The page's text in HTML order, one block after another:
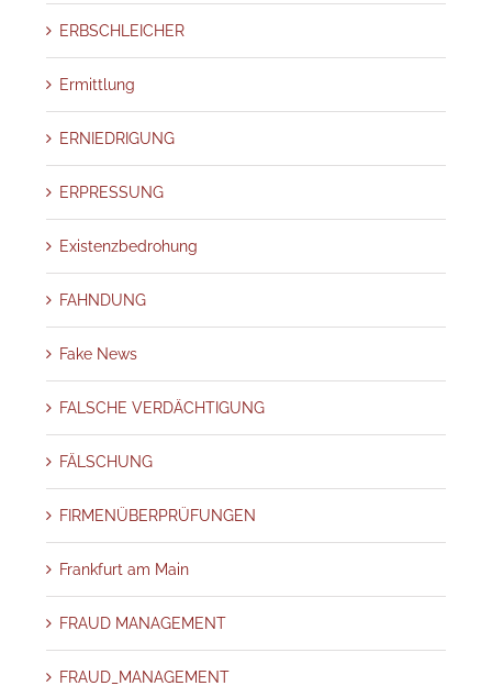
ERBSCHLEICHER
Ermittlung
ERNIEDRIGUNG
ERPRESSUNG
Existenzbedrohung
FAHNDUNG
Fake News
FALSCHE VERDÄCHTIGUNG
FÄLSCHUNG
FIRMENÜBERPRÜFUNGEN
Frankfurt am Main
FRAUD MANAGEMENT
FRAUD_MANAGEMENT